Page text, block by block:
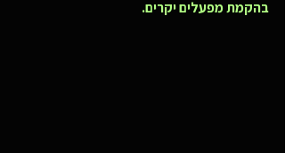
בהקמת מפעלים יקרים.